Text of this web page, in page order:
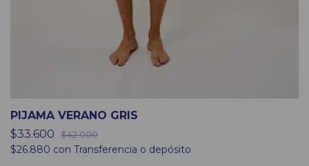
PIJAMA VERANO GRIS
$33.600
$42.000
$26.880 con Transferencia o depósito